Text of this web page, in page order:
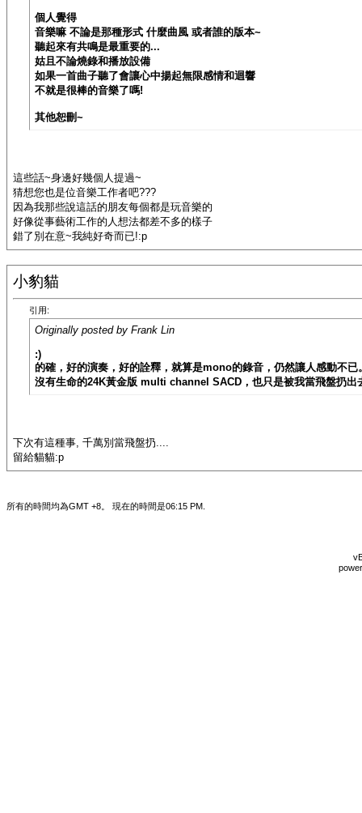
個人覺得
音樂嘛 不論是那種形式 什麼曲風 或者誰的版本~
聽起來有共鳴是最重要的...
姑且不論燒錄和播放設備
如果一首曲子聽了會讓心中揚起無限感情和迴響
不就是很棒的音樂了嗎!
其他恕刪~
這些話~身邊好幾個人提過~
猜想您也是位音樂工作者吧???
因為我那些說這話的朋友每個都是玩音樂的
好像從事藝術工作的人想法都差不多的樣子
錯了別在意~我純好奇而已!:p
小豹貓
引用:
Originally posted by Frank Lin
:)
的確，好的演奏，好的詮釋，就算是mono的錄音，仍然讓人感動不已
沒有生命的24K黃金版 multi channel SACD，也只是被我當飛盤扔出
下次有這種事, 千萬別當飛盤扔....
留給貓貓:p
所有的時間均為GMT +8。 現在的時間是06:15 PM